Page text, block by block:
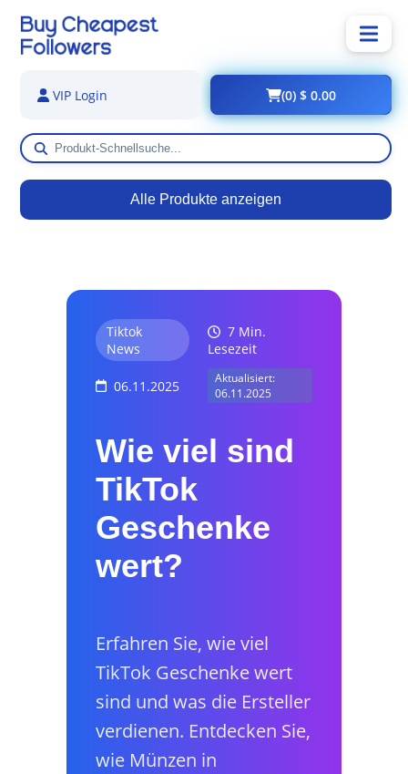
Alle Produkte anzeigen
VIP Login (0) $ 0.00
Tiktok
News
7 Min.
Lesezeit
06.11.2025
Aktualisiert:
06.11.2025
Wie viel sind
TikTok
Geschenke
wert?
Erfahren Sie, wie viel
TikTok Geschenke wert
sind und was die Ersteller
verdienen. Entdecken Sie,
wie Münzen in